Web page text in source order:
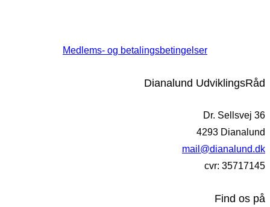
Medlems- og betalingsbetingelser
Dianalund UdviklingsRåd
Dr. Sellsvej 36
4293 Dianalund
mail@dianalund.dk
cvr: 35717145
Find os på